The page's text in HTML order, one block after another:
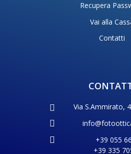
Recupera
Vai alla
Contatti
Via S.Ammirato,
+39 055
+39 335